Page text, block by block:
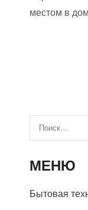
местом в
МЕНЮ
Бытовая